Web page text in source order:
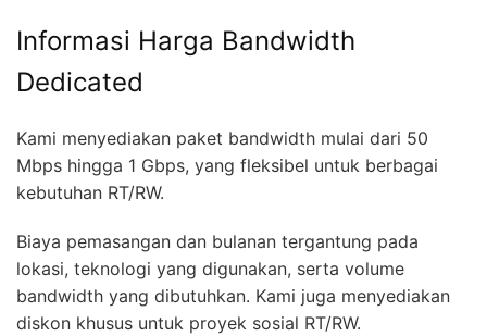
Informasi Harga Bandwidth
Dedicated
Kami menyediakan paket bandwidth mulai dari 50
Mbps hingga 1 Gbps, yang fleksibel untuk berbagai
kebutuhan RT/RW.
Biaya pemasangan dan bulanan tergantung pada
lokasi, teknologi yang digunakan, serta volume
bandwidth yang dibutuhkan. Kami juga menyediakan
diskon khusus untuk proyek sosial RT/RW.